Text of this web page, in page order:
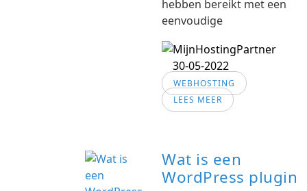
hebben bereikt met een
eenvoudige
30-05-2022
WEBHOSTING
LEES MEER
Wat is een
WordPress plugin